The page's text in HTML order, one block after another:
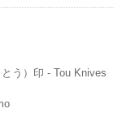
う）印 - Tou Knives